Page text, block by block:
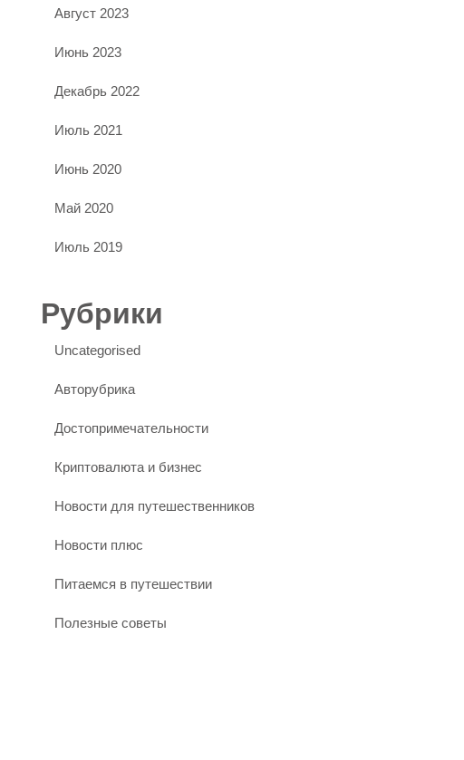
Август 2023
Июнь 2023
Декабрь 2022
Июль 2021
Июнь 2020
Май 2020
Июль 2019
Рубрики
Uncategorised
Авторубрика
Достопримечательности
Криптовалюта и бизнес
Новости для путешественников
Новости плюс
Питаемся в путешествии
Полезные советы